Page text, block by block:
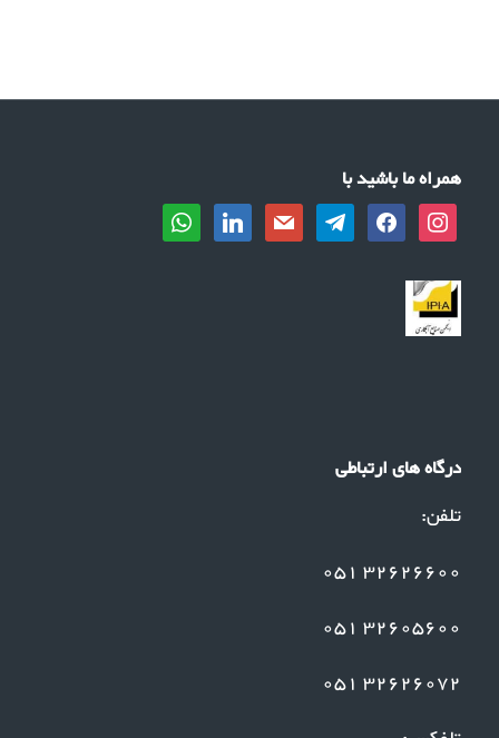
همراه ما باشید با
instagram
facebook
telegram
mail
linkedin
whatsapp
درگاه های ارتباطی
تلفن:
32626600 051
32605600 051
32626072 051